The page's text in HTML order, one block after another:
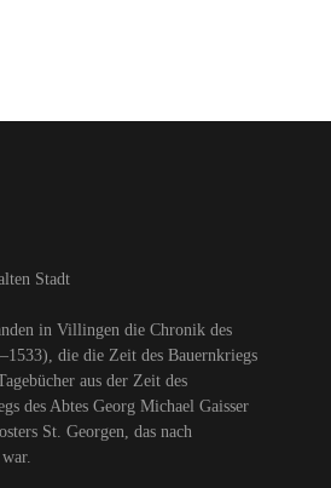
Stadt
in Villingen die Chronik des
die die Zeit des Bauernkriegs
aus der Zeit des
des Abtes Georg Michael Gaisser
St. Georgen, das nach